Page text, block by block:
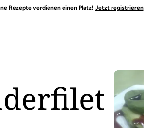
Rezepte verdienen einen Platz! Jetzt registrieren